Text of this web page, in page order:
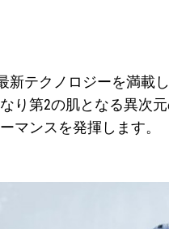
新テクノロジーを満載
り第2の肌となる異次
マンスを発揮します。